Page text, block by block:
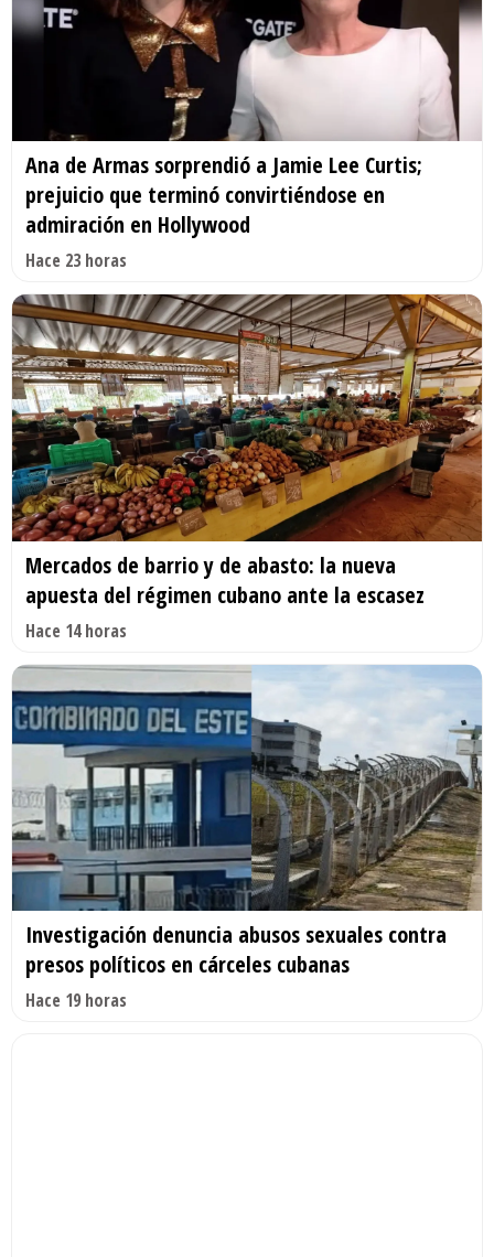
Ana de Armas sorprendió a Jamie Lee Curtis;
prejuicio que terminó convirtiéndose en
admiración en Hollywood
Hace 23 horas
Mercados de barrio y de abasto: la nueva
apuesta del régimen cubano ante la escasez
Hace 14 horas
Investigación denuncia abusos sexuales contra
presos políticos en cárceles cubanas
Hace 19 horas